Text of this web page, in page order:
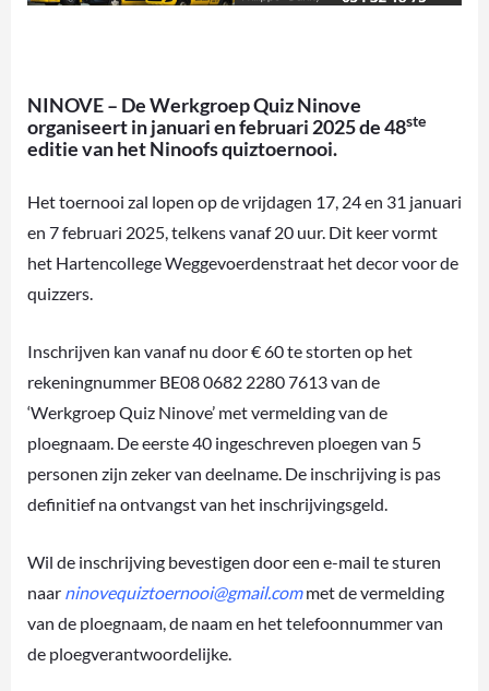
NINOVE – De Werkgroep Quiz Ninove
organiseert in januari en februari 2025 de 48ste
editie van het Ninoofs quiztoernooi.
Het toernooi zal lopen op de vrijdagen 17, 24 en 31 januari
en 7 februari 2025, telkens vanaf 20 uur. Dit keer vormt
het Hartencollege Weggevoerdenstraat het decor voor de
quizzers.
Inschrijven kan vanaf nu door € 60 te storten op het
rekeningnummer BE08 0682 2280 7613 van de
‘Werkgroep Quiz Ninove’ met vermelding van de
ploegnaam. De eerste 40 ingeschreven ploegen van 5
personen zijn zeker van deelname. De inschrijving is pas
definitief na ontvangst van het inschrijvingsgeld.
Wil de inschrijving bevestigen door een e-mail te sturen
naar ninovequiztoernooi@gmail.commet de vermelding
van de ploegnaam, de naam en het telefoonnummer van
de ploegverantwoordelijke.